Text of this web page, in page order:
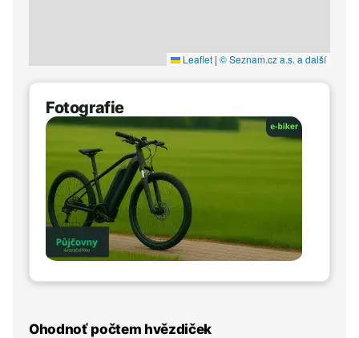
Leaflet | © Seznam.cz a.s. a další
Fotografie
Ohodnoť počtem hvězdiček